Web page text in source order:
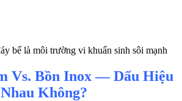
bể là môi trường vi khuẩn sinh sôi mạnh
Vs. Bồn Inox — Dấu Hiệu
Không?